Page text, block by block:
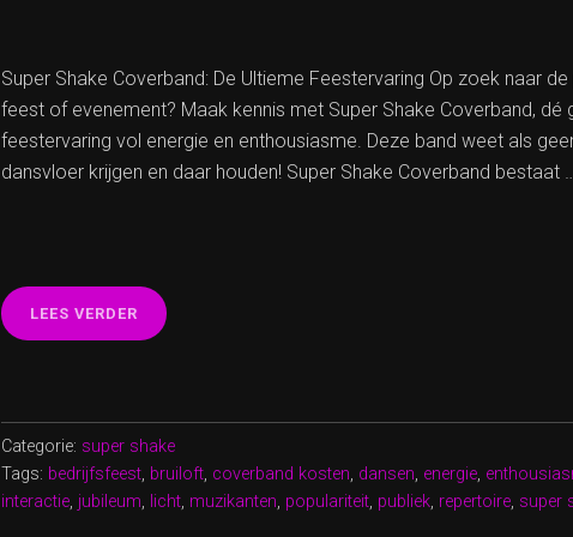
Super Shake Coverband: De Ultieme Feestervaring Op zoek naar
feest of evenement? Maak kennis met Super Shake Coverband,
feestervaring vol energie en enthousiasme. Deze band weet als
dansvloer krijgen en daar houden! Super Shake Coverband bestaat …
LEES VERDER “SUPER
SHAKE
FEESTERVARING
VOL
EN
Categorie: super shake
Tags: bedrijfsfeest, bruiloft, coverband kosten, dansen, energie,
interactie, jubileum, licht, muzikanten, populariteit, publiek, repertoire, super